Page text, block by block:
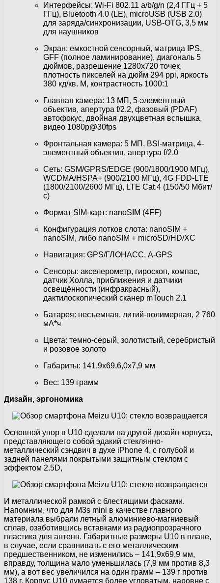
Интерфейсы: Wi-Fi 802.11 a/b/g/n (2,4 ГГц + 5
ГГц), Bluetooth 4.0 (LE), microUSB (USB 2.0)
для заряда/синхронизации, USB-OTG, 3,5 мм
для наушников
Экран: емкостной сенсорный, матрица IPS,
GFF (полное ламинирование), диагональ 5
дюймов, разрешение 1280х720 точек,
плотность пикселей на дюйм 294 ppi, яркость
380 кд/кв. М, контрастность 1000:1
Главная камера: 13 МП, 5-элементный
объектив, апертура f/2.2, фазовый (PDAF)
автофокус, двойная двухцветная вспышка,
видео 1080p@30fps
Фронтальная камера: 5 МП, BSI-матрица, 4-
элементный объектив, апертура f/2.0
Сеть: GSM/GPRS/EDGE (900/1800/1900 МГц),
WCDMA/HSPA+ (900/2100 МГц), 4G FDD-LTE
(1800/2100/2600 МГц), LTE Cat.4 (150/50 Мбит/
с)
Формат SIM-карт: nanoSIM (4FF)
Конфигурация лотков слота: nanoSIM +
nanoSIM, либо nanoSIM + microSD/HD/XC
Навигация: GPS/ГЛОНАСС, A-GPS
Сенсоры: акселерометр, гироскоп, компас,
датчик Холла, приближения и датчики
освещённости (инфракрасный),
дактилоскопический сканер mTouch 2.1
Батарея: несъемная, литий-полимерная, 2 760
мА*ч
Цвета: темно-серый, золотистый, серебристый
и розовое золото
Габариты: 141,9х69,6,0х7,9 мм
Вес: 139 грамм
Дизайн, эргономика
Основной упор в U10 сделали на другой дизайн корпуса,
представляющего собой эдакий стеклянно-
металлический сэндвич в духе iPhone 4, c голубой и
задней панелями покрытыми защитным стеклом с
эффектом 2.5D,
И металлической рамкой с блестящими фасками.
Напомним, что для M3s mini в качестве главного
материала выбрали летный алюминиево-магниевый
сплав, озаботившись вставками из радиопрозрачного
пластика для антенн. Габаритные размеры U10 в плане,
в случае, если сравнивать с его металлическим
предшественником, не изменились – 141,9х69,9 мм,
вправду, толщина мало уменьшилась (7,9 мм против 8,3
мм), а вот вес увеличился на один грамм – 139 г против
138 г. Корпус U10 думается более угловатым, наровне с